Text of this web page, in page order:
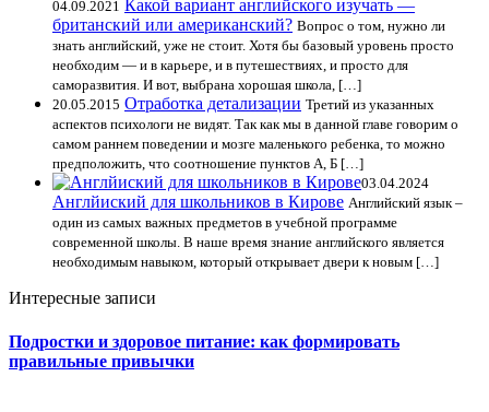
04.09.2021 Какой вариант английского изучать —
британский или американский? Вопрос о том, нужно ли
знать английский, уже не стоит. Хотя бы базовый уровень просто
необходим — и в карьере, и в путешествиях, и просто для
саморазвития. И вот, выбрана хорошая школа, […]
20.05.2015 Отработка детализации Третий из указанных
аспектов психологи не видят. Так как мы в данной главе говорим о
самом раннем поведении и мозге маленького ребенка, то можно
предположить, что соотношение пунктов А, Б […]
03.04.2024
Англйиский для школьников в Кирове Английский язык –
один из самых важных предметов в учебной программе
современной школы. В наше время знание английского является
необходимым навыком, который открывает двери к новым […]
Интересные записи
Подростки и здоровое питание: как формировать
правильные привычки